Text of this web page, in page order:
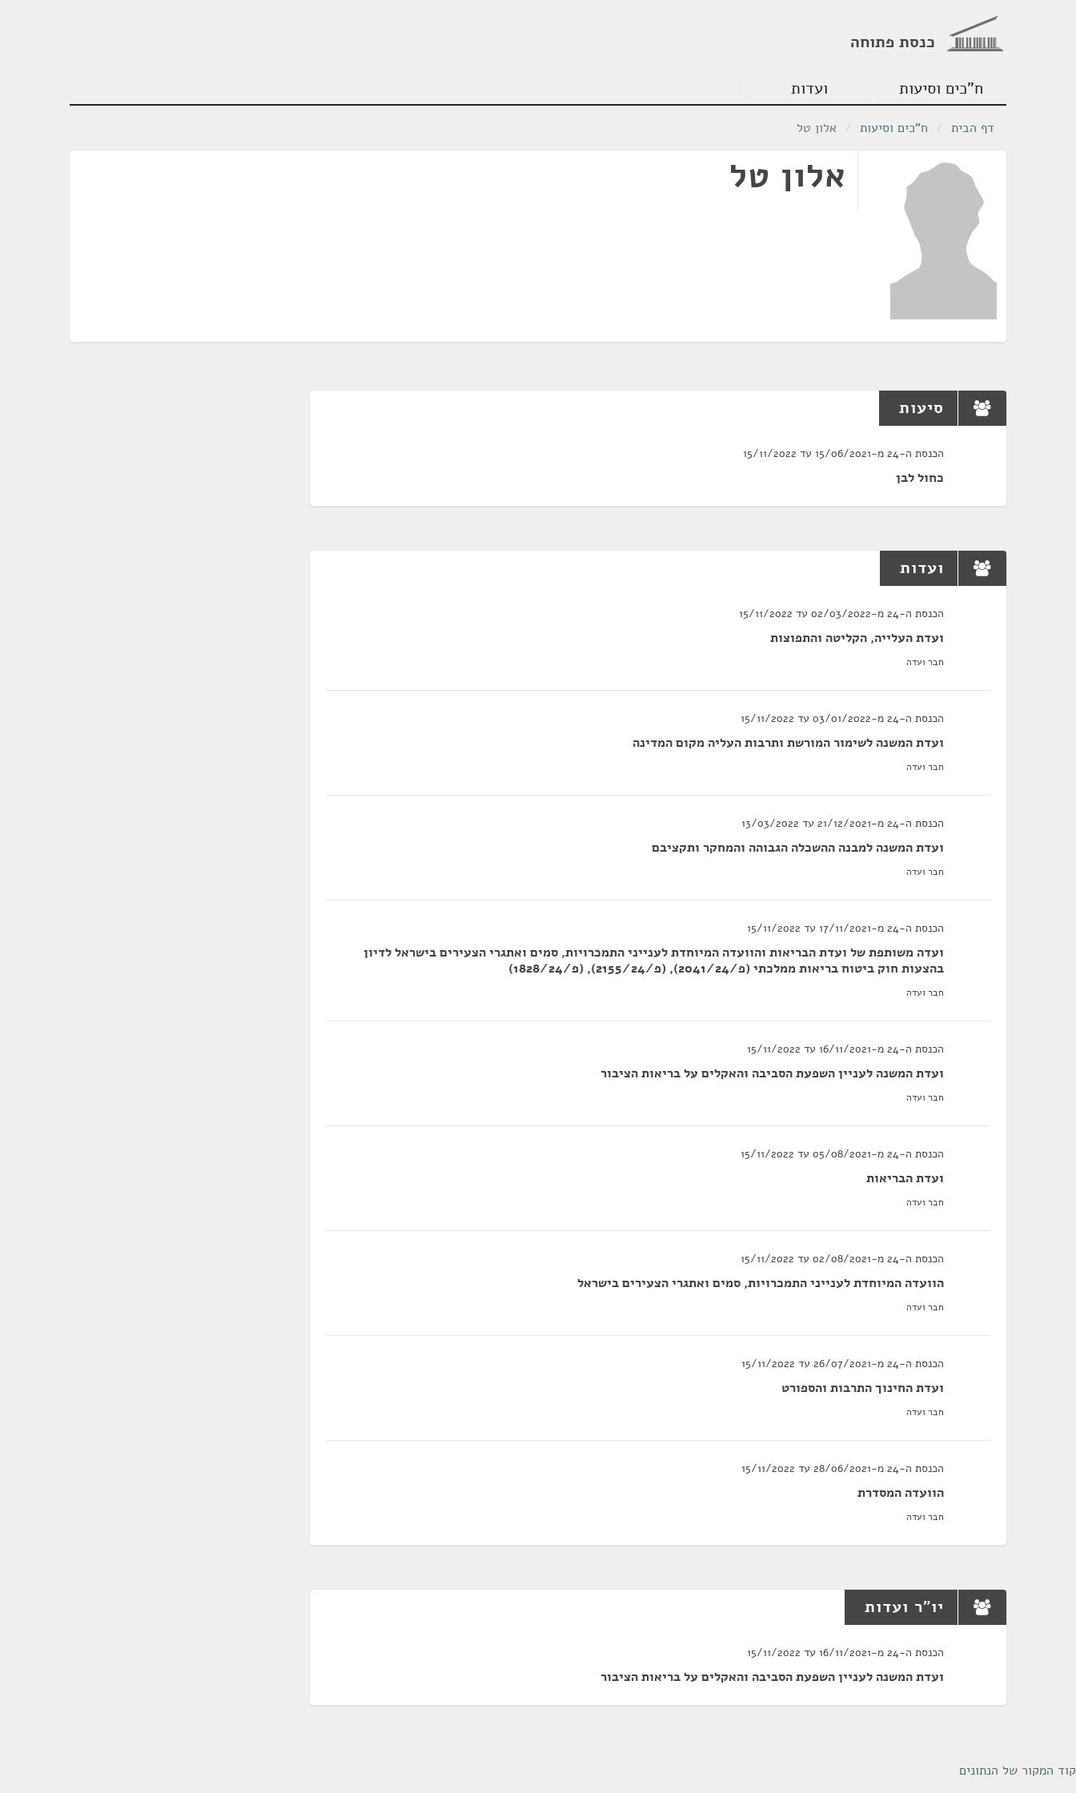
כנסת פתוחה
ח"כים וסיעות ועדות
דף הבית / ח"כים וסיעות / אלון טל
אלון טל
סיעות
הכנסת ה-24 מ-15/06/2021 עד 15/11/2022
כחול לבן
ועדות
הכנסת ה-24 מ-02/03/2022 עד 15/11/2022
ועדת העלייה, הקליטה והתפוצות
חבר ועדה
הכנסת ה-24 מ-03/01/2022 עד 15/11/2022
ועדת המשנה לשימור המורשת ותרבות העליה מקום המדינה
חבר ועדה
הכנסת ה-24 מ-21/12/2021 עד 13/03/2022
ועדת המשנה למבנה ההשכלה הגבוהה והמחקר ותקציבם
חבר ועדה
הכנסת ה-24 מ-17/11/2021 עד 15/11/2022
ועדה משותפת של ועדת הבריאות והוועדה המיוחדת לענייני התמכרויות, סמים ואתגרי הצעירים בישראל לדיון
בהצעות חוק ביטוח בריאות ממלכתי (פ/2041/24), (פ/2155/24), (פ/1828/24)
חבר ועדה
הכנסת ה-24 מ-16/11/2021 עד 15/11/2022
ועדת המשנה לעניין השפעת הסביבה והאקלים על בריאות הציבור
חבר ועדה
הכנסת ה-24 מ-05/08/2021 עד 15/11/2022
ועדת הבריאות
חבר ועדה
הכנסת ה-24 מ-02/08/2021 עד 15/11/2022
הוועדה המיוחדת לענייני התמכרויות, סמים ואתגרי הצעירים בישראל
חבר ועדה
הכנסת ה-24 מ-26/07/2021 עד 15/11/2022
ועדת החינוך התרבות והספורט
חבר ועדה
הכנסת ה-24 מ-28/06/2021 עד 15/11/2022
הוועדה המסדרת
חבר ועדה
יו"ר ועדות
הכנסת ה-24 מ-16/11/2021 עד 15/11/2022
ועדת המשנה לעניין השפעת הסביבה והאקלים על בריאות הציבור
קוד המקור של הנתונים